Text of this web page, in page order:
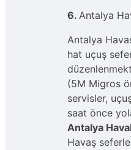
6. Antalya
Antalya
hat uçuş
(5M Migros
servisler,
saat önce
Antalya
Havaş